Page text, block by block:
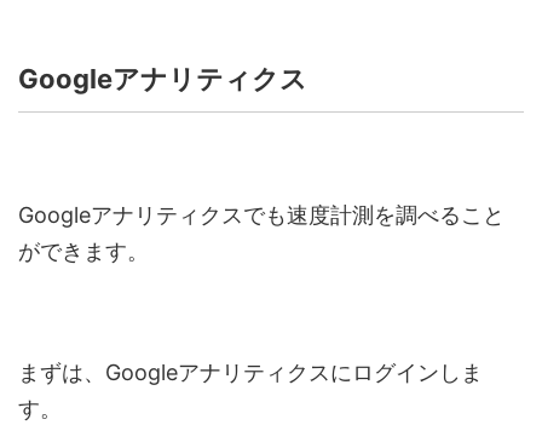
Googleアナリティクス
Googleアナリティクスでも速度計測を調べること
ができます。
まずは、Googleアナリティクスにログインしま
す。